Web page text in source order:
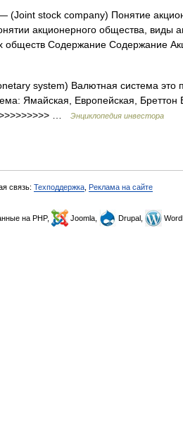
(Joint stock company) Понятие
акционерного общества, виды
обществ Содержание Содержание
system) Валютная система это
Ямайская, Европейская, Бреттон
…
Энциклопедия инвестора
связь: Техподдержка Реклама на сайте
на PHP, Joomla, Drupal,